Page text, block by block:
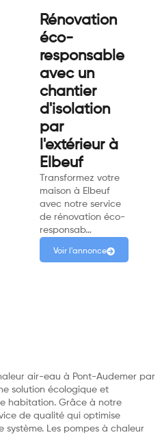
Rénovation
éco-
responsable
avec un
chantier
d'isolation
par
l'extérieur à
Elbeuf
Transformez votre
maison à Elbeuf
avec notre service
de rénovation éco-
responsab…
Voir l'annonce
air-eau à Pont-Audemer par
solution écologique et
habitation. Grâce à notre
de qualité qui optimise
système. Les pompes à chaleur